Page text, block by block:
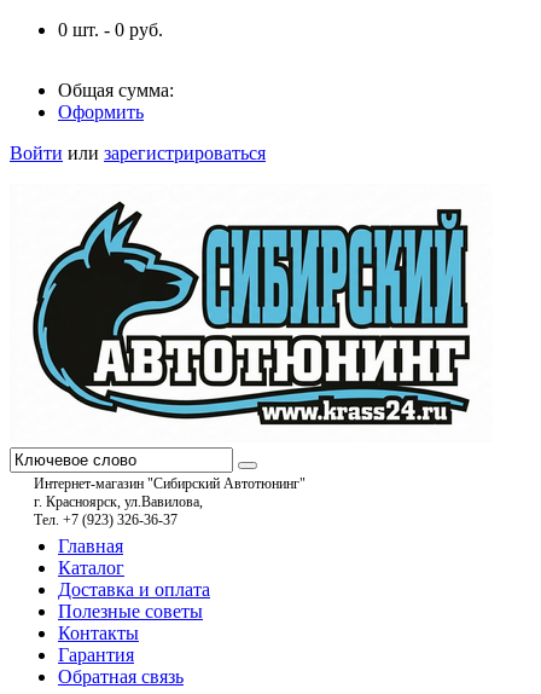
0 шт. - 0 руб.
Общая сумма:
Оформить
Войти или зарегистрироваться
Интернет-магазин "Сибирский Автотюнинг"
г. Красноярск, ул.Вавилова,
Тел. +7 (923) 326-36-37
Главная
Каталог
Доставка и оплата
Полезные советы
Контакты
Гарантия
Обратная связь